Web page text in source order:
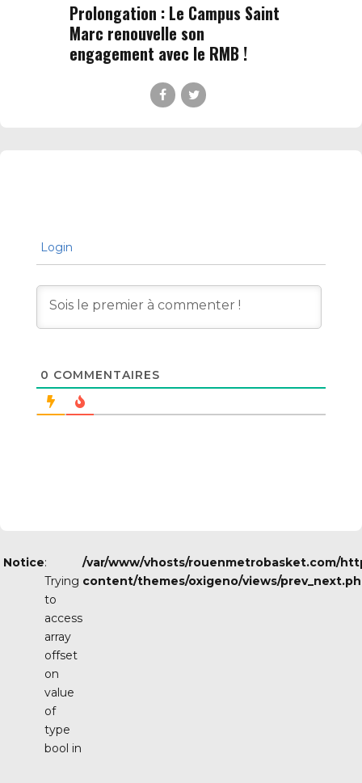
Prolongation : Le Campus Saint
Marc renouvelle son
engagement avec le RMB !
Login
0 COMMENTAIRES
Notice:
Trying
to
access
array
offset
on
value
of
type
bool in
/var/www/vhosts/rouenmetrobasket.com/
content/themes/oxigeno/views/